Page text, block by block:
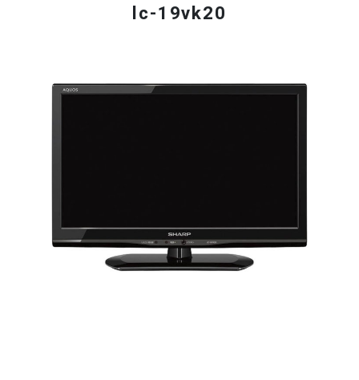
0120-891-224 平日 9:00～17:45
lc-19vk20